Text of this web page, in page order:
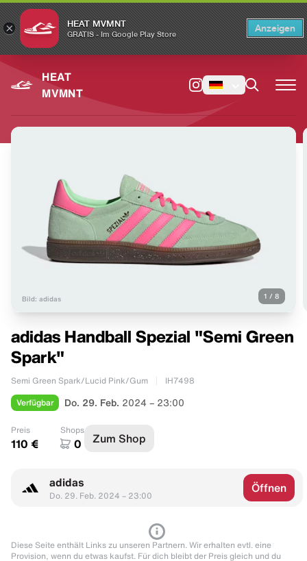
× HEAT MVMNT
GRATIS - Im Google Play Store
Anzeigen
HEAT
MVMNT
Bild: adidas 1 / 8
adidas Handball Spezial "Semi Green
Spark"
Semi Green Spark/Lucid Pink/Gum IH7498
Verfügbar Do. 29. Feb. 2024 – 23:00
Preis
110 €
Shops
0 Zum Shop
adidas
Do. 29. Feb. 2024 – 23:00
Öffnen
Diese Seite enthält Links zu unseren Partnern. Wir erhalten evtl. eine
Provision, wenn du etwas kaufst. Für dich bleibt der Preis gleich und du
Switch to the English version? Switch ×